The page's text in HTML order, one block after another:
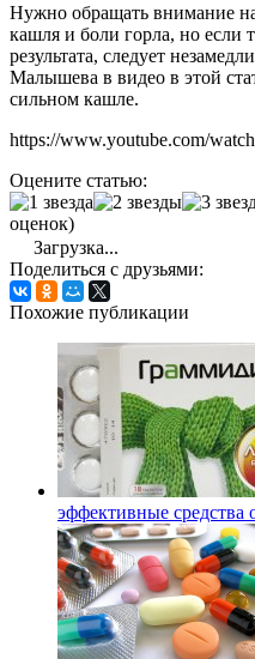
Нужно обращать внимание
кашля и боли горла, но если
результата, следует
Малышева в видео в этой
сильном кашле.
https://www.youtube.com/
Оцените статью:
оценок)
Загрузка...
Поделиться с друзьями:
Похожие публикации
эффективные средства